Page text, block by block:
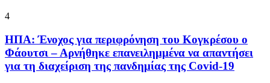
4
ΗΠΑ: Ένοχος για περιφρόνηση του Κογκρέσου ο
Φάουτσι – Αρνήθηκε επανειλημμένα να απαντήσει
για τη διαχείριση της πανδημίας της Covid-19